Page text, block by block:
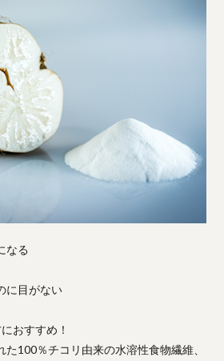
なる
に目がない
おすすめ！
100％チコリ由来の水溶性食物繊維、